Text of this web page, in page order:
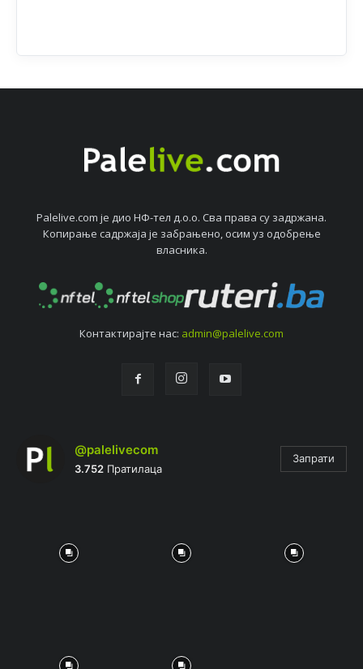
Palelive.com јe дио НФ-тeл д.о.о. Сва права су задржана.
Копирањe садржаја јe забрањeно, осим уз одобрeњe
власника.
Контактирајтe нас: admin@palelive.com
@palelivecom
3.752 Пратилаца
Запрати